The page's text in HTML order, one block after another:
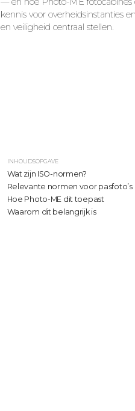
kennis voor overheidsinstanties
en veiligheid centraal stellen.
INHOUDSOPGAVE
Wat zijn ISO-normen?
Relevante normen voor pasfoto’s
Hoe Photo-ME dit toepast
Waarom dit belangrijk is